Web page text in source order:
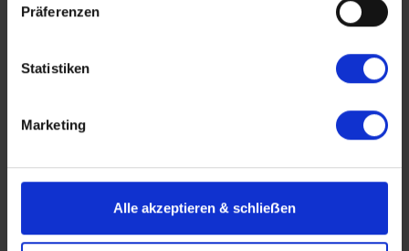
Präferenzen
Statistiken
Marketing
Alle akzeptieren & schlieẞen
Reise gratis auf unseren eigenen Schiffen inkl.